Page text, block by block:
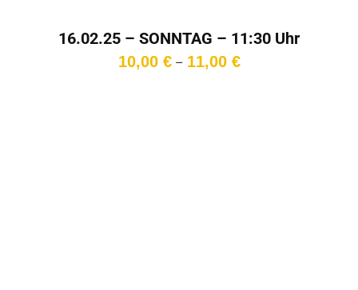
16.02.25 – SONNTAG – 11:30 Uhr
10,00 € – 11,00 €Preisspanne: